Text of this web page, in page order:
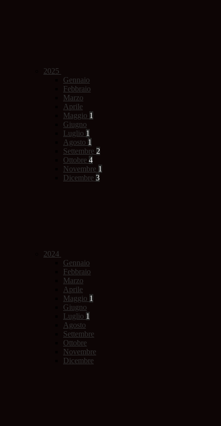
2025
Gennaio
Febbraio
Marzo
Aprile
Maggio 1
Giugno
Luglio 1
Agosto 1
Settembre 2
Ottobre 4
Novembre 1
Dicembre 3
2024
Gennaio
Febbraio
Marzo
Aprile
Maggio 1
Giugno
Luglio 1
Agosto
Settembre
Ottobre
Novembre
Dicembre